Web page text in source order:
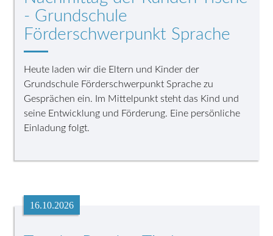
- Grundschule
Förderschwerpunkt Sprache
Heute laden wir die Eltern und Kinder der
Grundschule Förderschwerpunkt Sprache zu
Gesprächen ein. Im Mittelpunkt steht das Kind und
seine Entwicklung und Förderung. Eine persönliche
Einladung folgt.
16.10.2026